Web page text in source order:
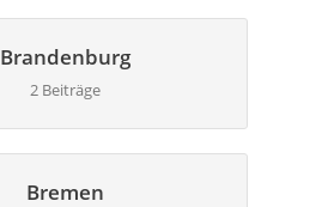
Brandenburg
2 Beiträge
Bremen